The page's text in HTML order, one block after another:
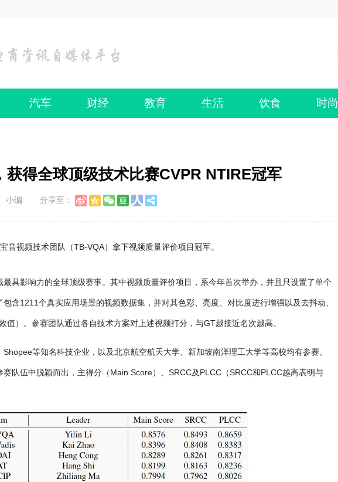
汽车 财经 教育 生活 饮食 时尚
得全球顶级技术比赛CVPR NTIRE冠军
小编 分享至：
音视频技术团队（TB-VQA）拿下视频质量评价项目冠军。
具影响力的全球顶级赛事。其中视频质量评价项目，系今年首次举办，并且只设置了单个
含1211个真实应用场景的视频数据集，并对其色彩、亮度、对比度进行增强以及去抖动、
）。参赛团队通过各自技术方案对上述视频打分，与GT越接近名次越高。
等知名科技企业，以及北京航空航天大学、新加坡南洋理工大学等高校均有参赛。
队伍中脱颖而出，主得分（Main Score）、SRCC及PLCC（SRCC和PLCC越高表明与